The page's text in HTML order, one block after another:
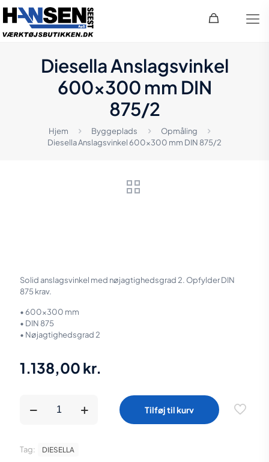
Diesella Anslagsvinkel
600×300 mm DIN
875/2
Hjem Byggeplads
Opmåling
Diesella Anslagsvinkel 600×300 mm DIN 875/2
Solid anslagsvinkel med nøjagtighedsgrad 2. Opfylder DIN
875 krav.
• 600×300 mm
• DIN 875
• Nøjagtighedsgrad 2
1.138,00 kr.
Anslagsvinkel
DIN
875/2
Tilføj til kurv
Tag: DIESELLA